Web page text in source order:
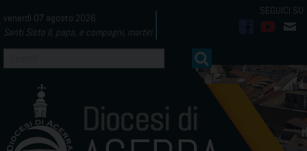
to
content
venerdì 07 agosto 2026
Santi Sisto II, papa, e compagni, martiri